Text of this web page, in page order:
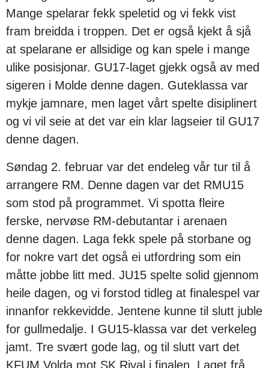
Mange spelarar fekk speletid og vi fekk vist
fram breidda i troppen. Det er også kjekt å sjå
at spelarane er allsidige og kan spele i mange
ulike posisjonar. GU17-laget gjekk også av med
sigeren i Molde denne dagen. Guteklassa var
mykje jamnare, men laget vårt spelte disiplinert
og vi vil seie at det var ein klar lagseier til GU17
denne dagen.
Søndag 2. februar var det endeleg vår tur til å
arrangere RM. Denne dagen var det RMU15
som stod på programmet. Vi spotta fleire
ferske, nervøse RM-debutantar i arenaen
denne dagen. Laga fekk spele på storbane og
for nokre vart det også ei utfordring som ein
måtte jobbe litt med. JU15 spelte solid gjennom
heile dagen, og vi forstod tidleg at finalespel var
innanfor rekkevidde. Jentene kunne til slutt juble
for gullmedalje. I GU15-klassa var det verkeleg
jamt. Tre svært gode lag, og til slutt vart det
KFUM Volda mot SK Rival i finalen. Laget frå